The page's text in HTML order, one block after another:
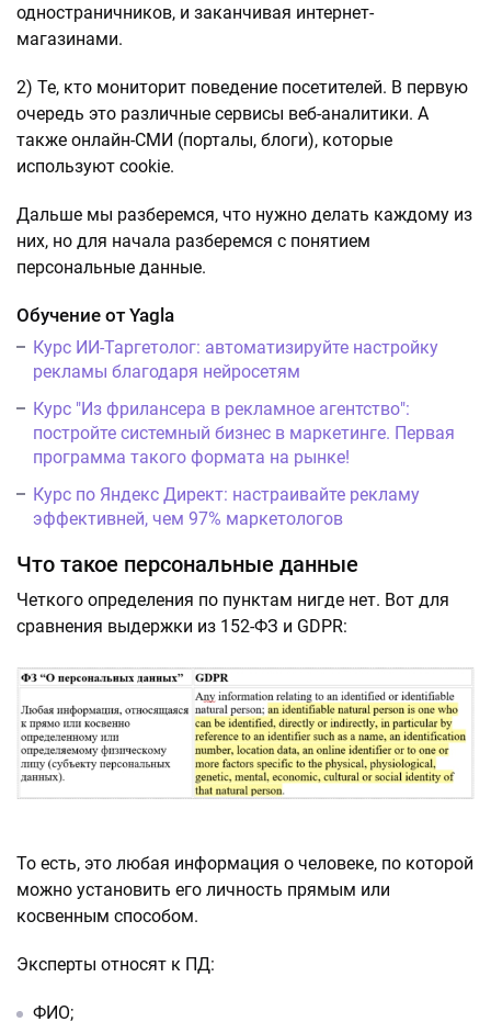
одностраничников, и заканчивая интернет-
магазинами.
2) Те, кто мониторит поведение посетителей. В первую
очередь это различные сервисы веб-аналитики. А
также онлайн-СМИ (порталы, блоги), которые
используют cookie.
Дальше мы разберемся, что нужно делать каждому из
них, но для начала разберемся с понятием
персональные данные.
Обучение от Yagla
Курс ИИ-Таргетолог: автоматизируйте настройку
рекламы благодаря нейросетям
Курс "Из фрилансера в рекламное агентство":
постройте системный бизнес в маркетинге. Первая
программа такого формата на рынке!
Курс по Яндекс Директ: настраивайте рекламу
эффективней, чем 97% маркетологов
Что такое персональные данные
Четкого определения по пунктам нигде нет. Вот для
сравнения выдержки из 152-ФЗ и GDPR:
То есть, это любая информация о человеке, по которой
можно установить его личность прямым или
косвенным способом.
Эксперты относят к ПД:
ФИО;